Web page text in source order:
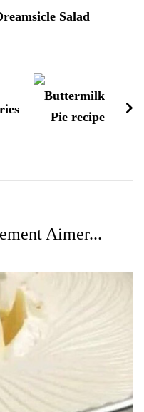
Salad
Aimer...